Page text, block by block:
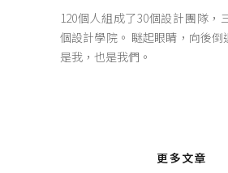
120個人組成了30個設計團隊，
個設計學院。 瞇起眼睛，向後倒
是我，也是我們。
更多文章